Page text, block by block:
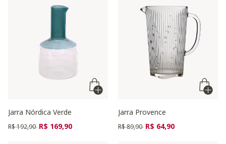
Jarra Nórdica Verde
Preço reduzido de
R$ 192,90 para
R$ 169,90
Jarra Provence
Preço reduzido de
R$ 89,90 para
R$ 64,90